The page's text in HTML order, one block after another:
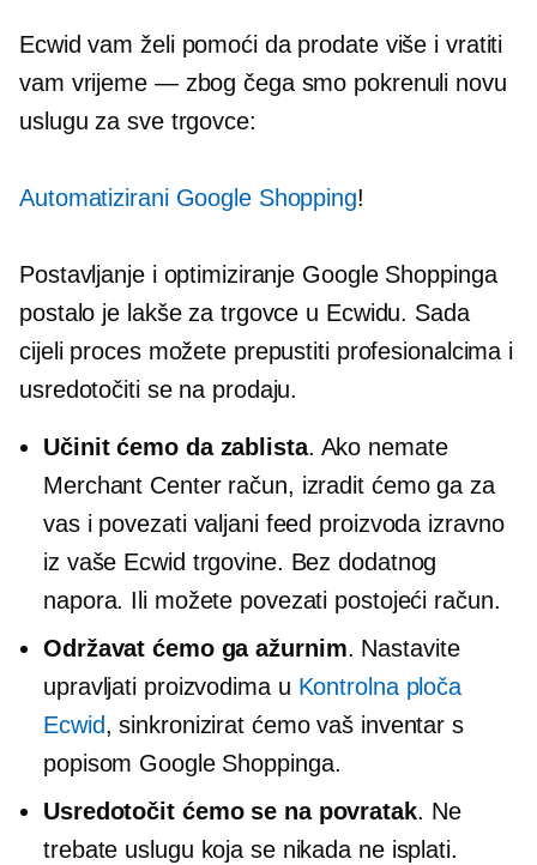
Ecwid vam želi pomoći da prodate više i vratiti
vam vrijeme — zbog čega smo pokrenuli novu
uslugu za sve trgovce:
Automatizirani Google Shopping!
Postavljanje i optimiziranje Google Shoppinga
postalo je lakše za trgovce u Ecwidu. Sada
cijeli proces možete prepustiti profesionalcima i
usredotočiti se na prodaju.
Učinit ćemo da zablista. Ako nemate
Merchant Center račun, izradit ćemo ga za
vas i povezati valjani feed proizvoda izravno
iz vaše Ecwid trgovine. Bez dodatnog
napora. Ili možete povezati postojeći račun.
Održavat ćemo ga ažurnim. Nastavite
upravljati proizvodima u Kontrolna ploča
Ecwid, sinkronizirat ćemo vaš inventar s
popisom Google Shoppinga.
Usredotočit ćemo se na povratak. Ne
trebate uslugu koja se nikada ne isplati.